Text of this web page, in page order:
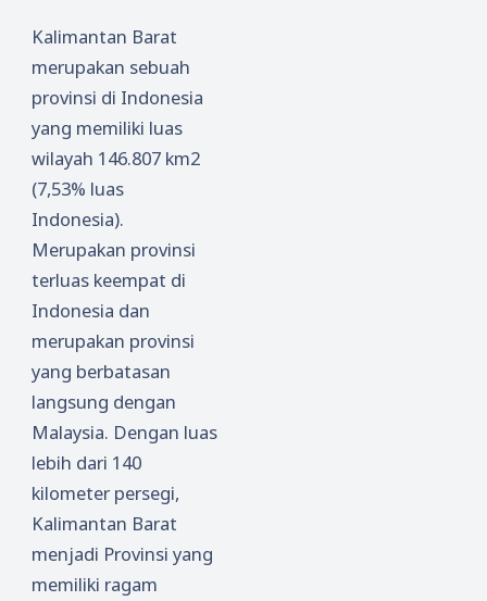
Kalimantan Barat
merupakan sebuah
provinsi di Indonesia
yang memiliki luas
wilayah 146.807 km2
(7,53% luas
Indonesia).
Merupakan provinsi
terluas keempat di
Indonesia dan
merupakan provinsi
yang berbatasan
langsung dengan
Malaysia. Dengan luas
lebih dari 140
kilometer persegi,
Kalimantan Barat
menjadi Provinsi yang
memiliki ragam